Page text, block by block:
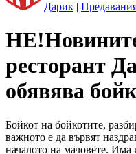
Дарик |
ресторант
обявява
Бойкот на бойкотите,
важното е да вървят
началото на мачовете.